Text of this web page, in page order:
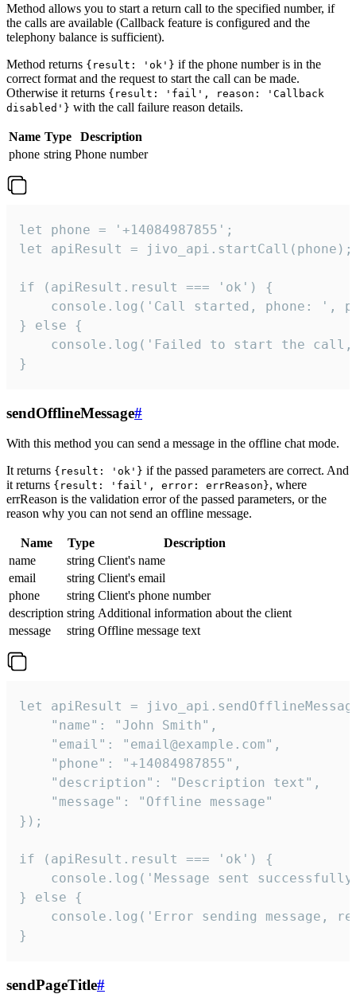
Method allows you to start a return call to the specified number, if
the calls are available (Callback feature is configured and the
telephony balance is sufficient).
Method returns {result: 'ok'} if the phone number is in the
correct format and the request to start the call can be made.
Otherwise it returns {result: 'fail', reason: 'Callback
disabled'} with the call failure reason details.
Name Type
Description
phone string Phone number
let phone = '+14084987855';
let apiResult = jivo_api.startCall(phone);
if (apiResult.result === 'ok') {
console.log('Call started, phone: ',
} else {
console.log('Failed to start the
}
sendOfflineMessage#
With this method you can send a message in the offline chat mode.
It returns {result: 'ok'} if the passed parameters are correct. And
it returns {result: 'fail', error: errReason}, where
errReason is the validation error of the passed parameters, or the
reason why you can not send an offline message.
Name Type
Description
name
string Client's name
email
string Client's email
phone
string Client's phone number
description string Additional information about the client
message
string Offline message text
let apiResult =
    "name": "John Smith",
    "email": "email@example.com",
    "phone": "+14084987855",
    "description": "Description text",
    "message": "Offline message"
});
if (apiResult.result === 'ok') {
console.log('Message sent
} else {
console.log('Error sending message,
}
sendPageTitle#